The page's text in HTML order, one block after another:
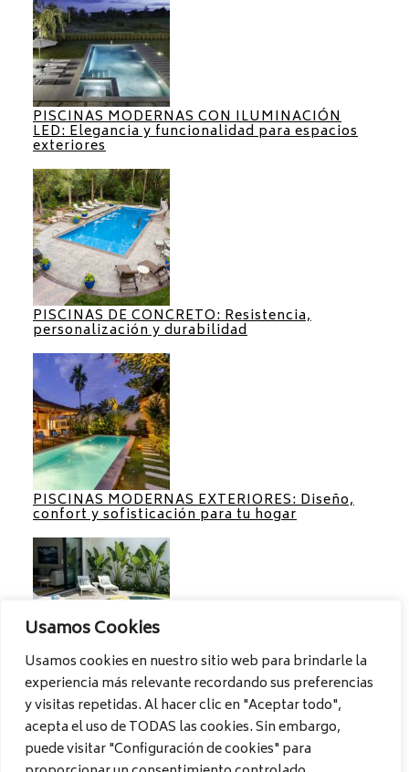
Usamos Cookies
Usamos cookies en nuestro sitio web para brindarle la
experiencia más relevante recordando sus preferencias
y visitas repetidas. Al hacer clic en "Aceptar todo",
acepta el uso de TODAS las cookies. Sin embargo,
puede visitar "Configuración de cookies" para
PISCINAS MODERNAS CON ILUMINACIÓN
LED: Elegancia y funcionalidad para espacios
exteriores
PISCINAS DE CONCRETO: Resistencia,
personalización y durabilidad
PISCINAS MODERNAS EXTERIORES: Diseño,
confort y sofisticación para tu hogar
PISCINAS PARA PATIOS PEQUEÑOS:
Aprovecha al máximo cada espacio